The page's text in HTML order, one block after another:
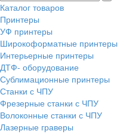
Каталог товаров
Принтеры
УФ принтеры
Широкоформатные принтеры
Интерьерные принтеры
ДТФ- оборудование
Сублимационные принтеры
Станки с ЧПУ
Фрезерные станки с ЧПУ
Волоконные станки с ЧПУ
Лазерные граверы